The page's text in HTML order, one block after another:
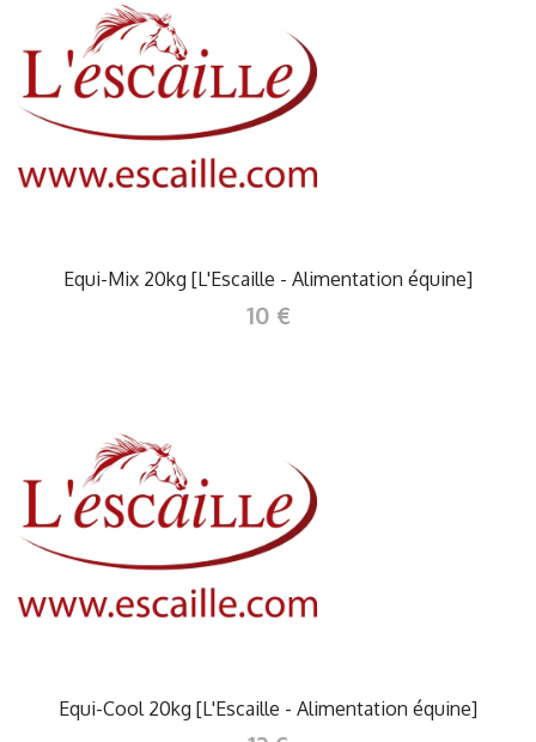
Equi-Mix 20kg [L'Escaille - Alimentation équine]
10 €
Equi-Cool 20kg [L'Escaille - Alimentation équine]